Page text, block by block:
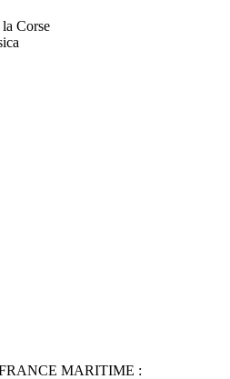
Corse
MARITIME :